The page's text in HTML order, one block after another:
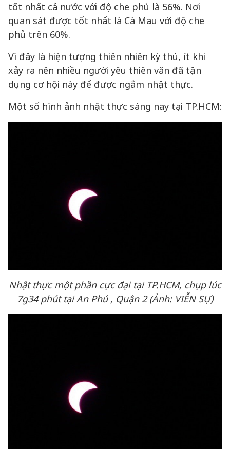
tốt nhất cả nước với độ che phủ là 56%. Nơi
quan sát được tốt nhất là Cà Mau với độ che
phủ trên 60%.
Vì đây là hiện tượng thiên nhiên kỳ thú, ít khi
xảy ra nên nhiều người yêu thiên văn đã tận
dụng cơ hội này để được ngắm nhật thực.
Một số hình ảnh nhật thực sáng nay tại TP.HCM:
Nhật thực một phần cực đại tại TP.HCM, chụp lúc
7g34 phút tại An Phú , Quận 2 (Ảnh: VIỄN SỰ)